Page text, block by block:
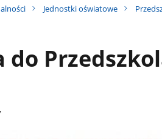
Jednostki oświatowe